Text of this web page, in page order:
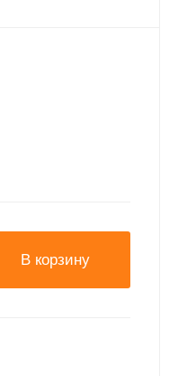
В корзину